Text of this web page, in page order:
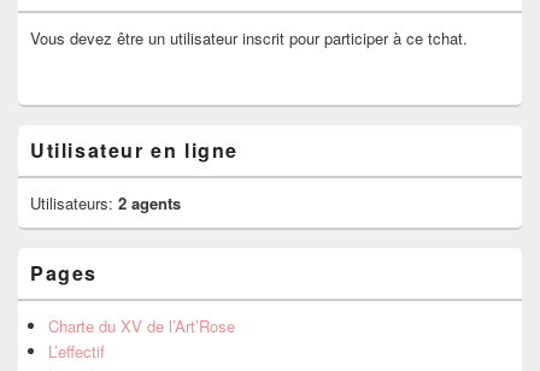
Vous devez être un utilisateur inscrit pour participer à ce tchat.
Utilisateur en ligne
Utilisateurs: 2 agents
Pages
Charte du XV de l’Art’Rose
L’effectif